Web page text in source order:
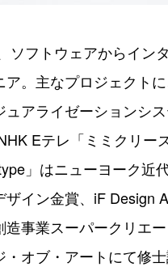
ソフトウェアからイン
。主なプロジェクト
アライゼーションシ
Eテレ「ミミクリー
」はニューヨーク近
イン金賞、iF Design
事業スーパークリエ
オブ・アートにて修